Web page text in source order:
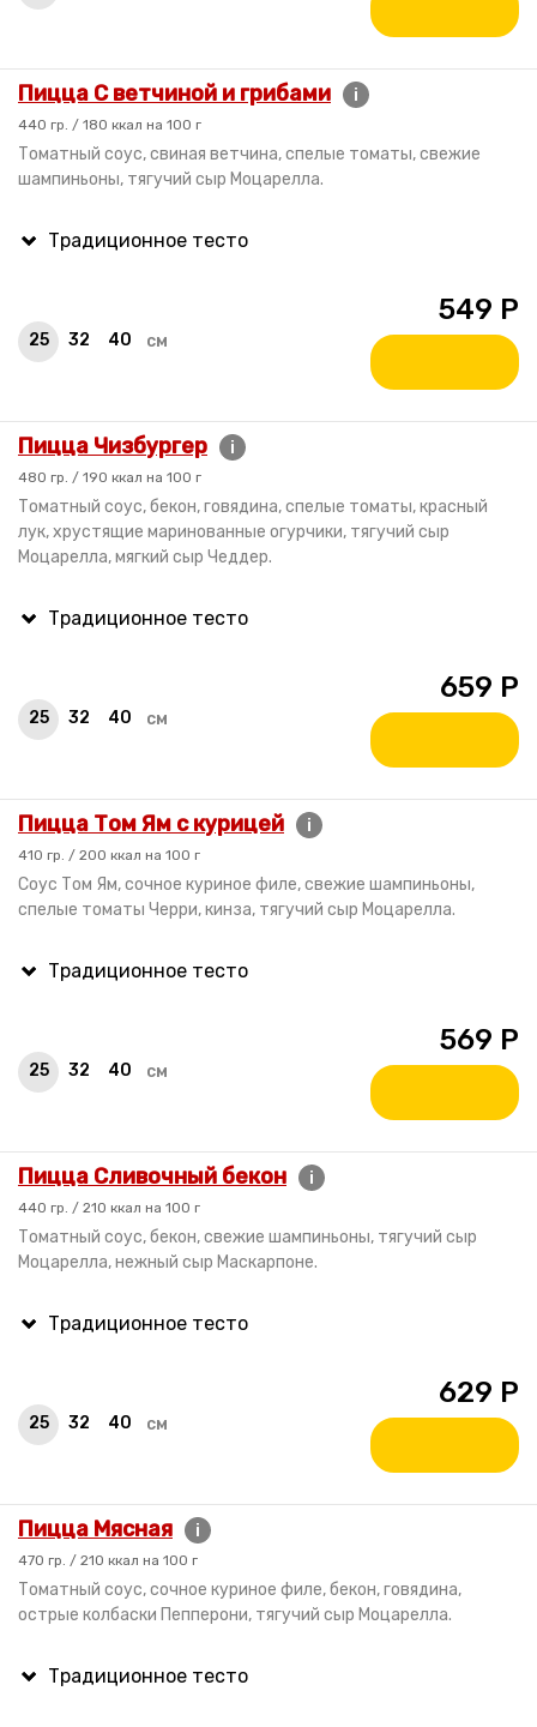
Пицца С ветчиной и грибами i
440 гр. / 180 ккал на 100 г
Томатный соус, свиная ветчина, спелые томаты, свежие
шампиньоны, тягучий сыр Моцарелла.
25 32 40 см
549 Р
Пицца Чизбургер i
480 гр. / 190 ккал на 100 г
Томатный соус, бекон, говядина, спелые томаты, красный
лук, хрустящие маринованные огурчики, тягучий сыр
Моцарелла, мягкий сыр Чеддер.
25 32 40 см
659 Р
Пицца Том Ям с курицей i
410 гр. / 200 ккал на 100 г
Соус Том Ям, сочное куриное филе, свежие шампиньоны,
спелые томаты Черри, кинза, тягучий сыр Моцарелла.
25 32 40 см
569 Р
Пицца Сливочный бекон i
440 гр. / 210 ккал на 100 г
Томатный соус, бекон, свежие шампиньоны, тягучий сыр
Моцарелла, нежный сыр Маскарпоне.
25 32 40 см
629 Р
Пицца Мясная i
470 гр. / 210 ккал на 100 г
Томатный соус, сочное куриное филе, бекон, говядина,
острые колбаски Пепперони, тягучий сыр Моцарелла.